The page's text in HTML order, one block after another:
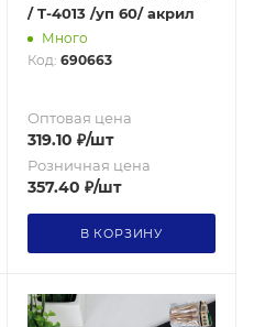
/ T-4013 /уп 60/ акрил
Много
Код: 690663
Оптовая цена
319.10 ₽/шт
Розничная цена
357.40 ₽/шт
В КОРЗИНУ